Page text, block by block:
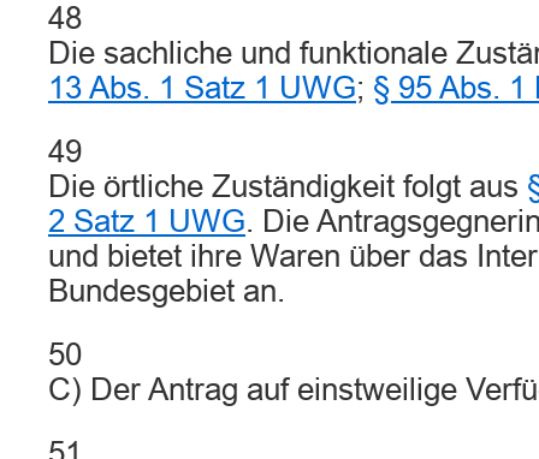
48
Die sachliche und funktionale
13 Abs. 1 Satz 1 UWG; § 95 Abs. 1
49
Die örtliche Zuständigkeit folgt aus
2 Satz 1 UWG. Die
und bietet ihre Waren über das
Bundesgebiet an.
50
C) Der Antrag auf einstweilige